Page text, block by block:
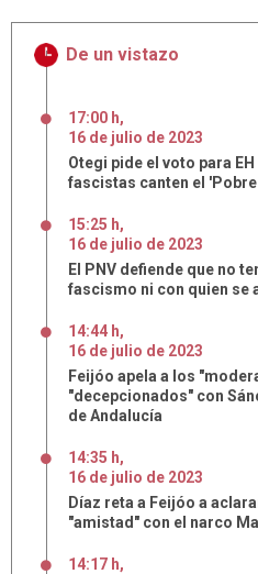
De un vistazo
17:00 h,
16 de julio de 2023
Otegi pide el voto para
fascistas canten el
15:25 h,
16 de julio de 2023
El PNV defiende que no
fascismo ni con quien se
14:44 h,
16 de julio de 2023
Feijóo apela a los
"decepcionados" con
de Andalucía
14:35 h,
16 de julio de 2023
Díaz reta a Feijóo a
"amistad" con el narco
14:17 h,